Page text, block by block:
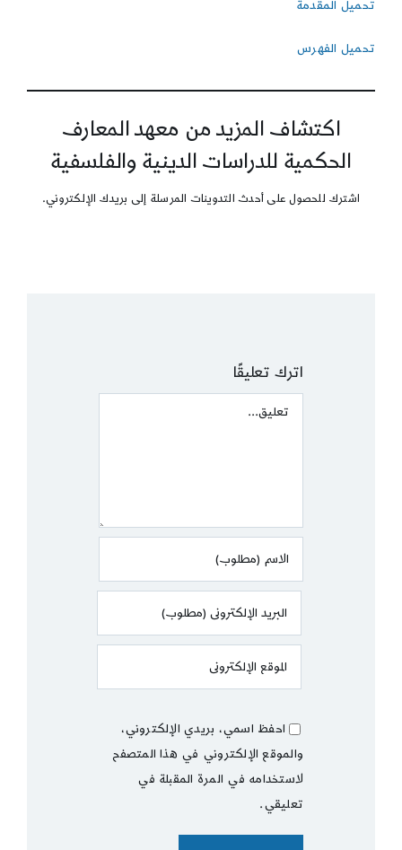
تحميل المقدمة
تحميل الفهرس
اكتشاف المزيد من معهد المعارف
الحكمية للدراسات الدينية والفلسفية
اشترك للحصول على أحدث التدوينات المرسلة إلى بريدك الإلكتروني.
اترك تعليقًا
Comment
احفظ اسمي، بريدي الإلكتروني،
والموقع الإلكتروني في هذا المتصفح
لاستخدامه في المرة المقبلة في
تعليقي.